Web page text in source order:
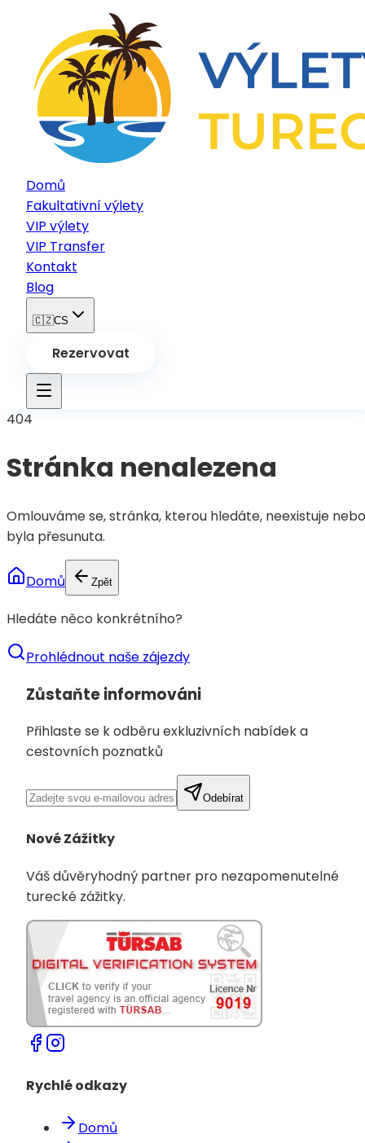
Domů
Fakultativní výlety
VIP výlety
VIP Transfer
Kontakt
Blog
🇨🇿CS
Rezervovat
404
Stránka nenalezena
Omlouváme se, stránka, kterou hledáte, neexistuje nebo
byla přesunuta.
Domů Zpět
Hledáte něco konkrétního?
Prohlédnout naše zájezdy
Zůstaňte informováni
Přihlaste se k odběru exkluzivních nabídek a
cestovních poznatků
Odebírat
Nové Zážitky
Váš důvěryhodný partner pro nezapomenutelné
turecké zážitky.
Rychlé odkazy
Domů